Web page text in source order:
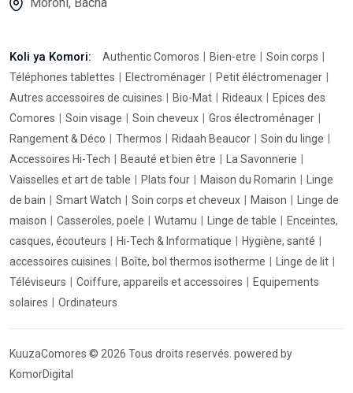
Koli ya Komori: Authentic Comoros Bien-etre
Soin corps
Téléphones tablettes
Electroménager
Petit éléctromenager
Autres accessoires de cuisines
Bio-Mat Rideaux
Epices des
Comores
Soin visage Soin cheveux
Gros électroménager
Rangement & Déco
Thermos Ridaah Beaucor
Soin du linge
Accessoires Hi-Tech
Beauté et bien être
La Savonnerie
Vaisselles et art de table
Plats four Maison du Romarin
Linge
de bain
Smart Watch Soin corps et cheveux Maison
Linge de
maison
Casseroles, poele Wutamu Linge de table
Enceintes,
casques, écouteurs
Hi-Tech & Informatique
Hygiène, santé
accessoires cuisines
Boîte, bol thermos isotherme
Linge de lit
Téléviseurs
Coiffure, appareils et accessoires
Equipements
solaires
Ordinateurs
KuuzaComores © 2026 Tous droits reservés. powered by
KomorDigital